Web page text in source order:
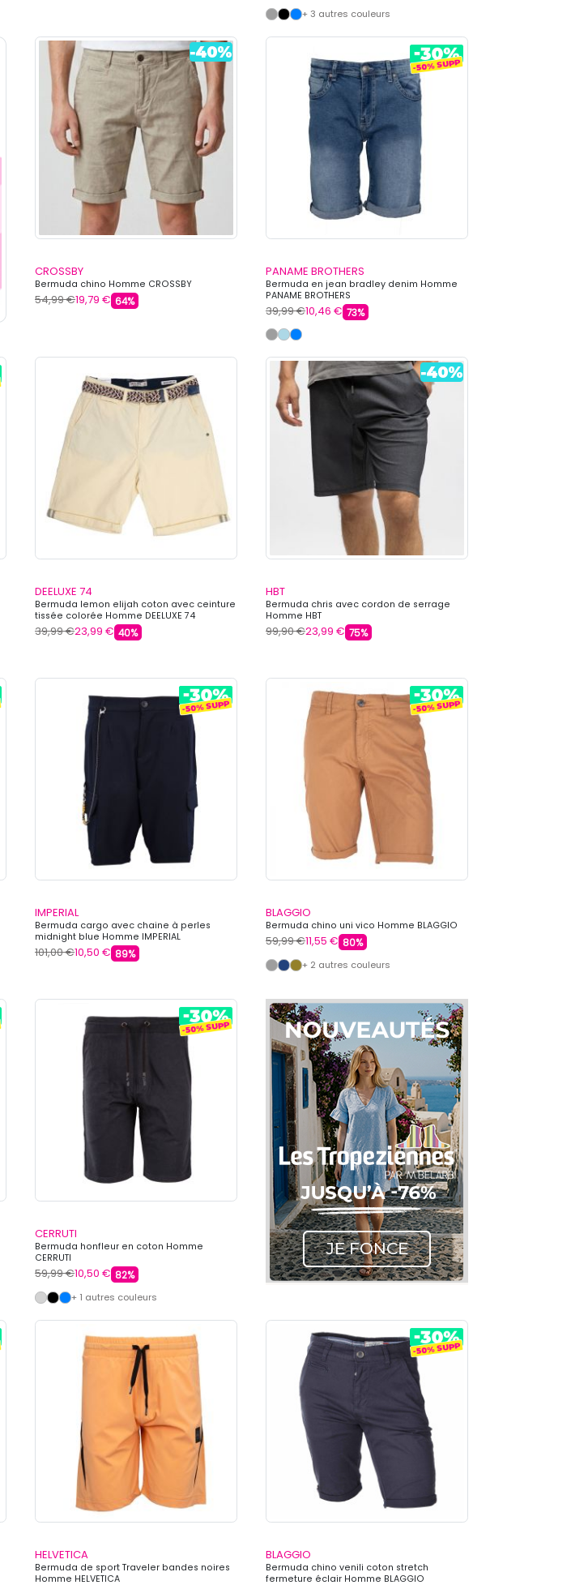
+ 3 autres couleurs
CROSSBY
Bermuda chino Homme CROSSBY
54,99 €19,79 € 64%
PANAME BROTHERS
Bermuda en jean bradley denim Homme
PANAME BROTHERS
39,99 €10,46 € 73%
DEELUXE 74
Bermuda lemon elijah coton avec ceinture
tissée colorée Homme DEELUXE 74
39,99 €23,99 € 40%
HBT
Bermuda chris avec cordon de serrage
Homme HBT
99,90 €23,99 € 75%
IMPERIAL
Bermuda cargo avec chaine à perles
midnight blue Homme IMPERIAL
101,00 €10,50 € 89%
BLAGGIO
Bermuda chino uni vico Homme BLAGGIO
59,99 €11,55 € 80%
+ 2 autres couleurs
CERRUTI
Bermuda honfleur en coton Homme
CERRUTI
59,99 €10,50 € 82%
+ 1 autres couleurs
HELVETICA
Bermuda de sport Traveler bandes noires
Homme HELVETICA
BLAGGIO
Bermuda chino venili coton stretch
fermeture éclair Homme BLAGGIO